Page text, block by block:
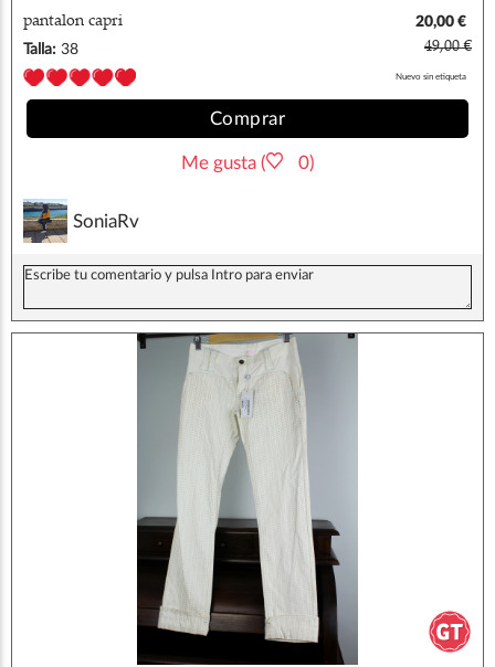
pantalon capri
20,00 €
Talla: 38 49,00 €
Nuevo sin etiqueta
Comprar
Me gusta ( 0)
SoniaRv